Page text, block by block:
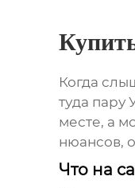
Когда
туда пару
месте, а
нюансов,
Что на